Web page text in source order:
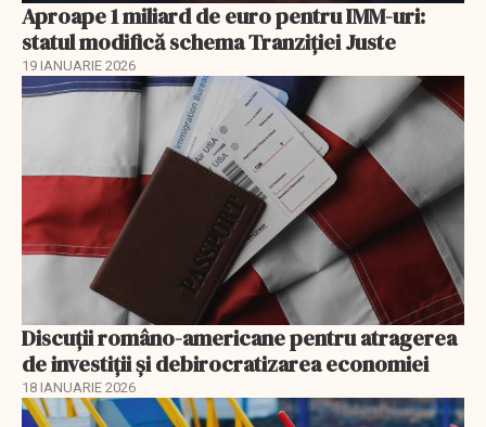
Aproape 1 miliard de euro pentru IMM-uri:
statul modifică schema Tranziției Juste
19 IANUARIE 2026
Discuţii româno-americane pentru atragerea
de investiţii şi debirocratizarea economiei
18 IANUARIE 2026